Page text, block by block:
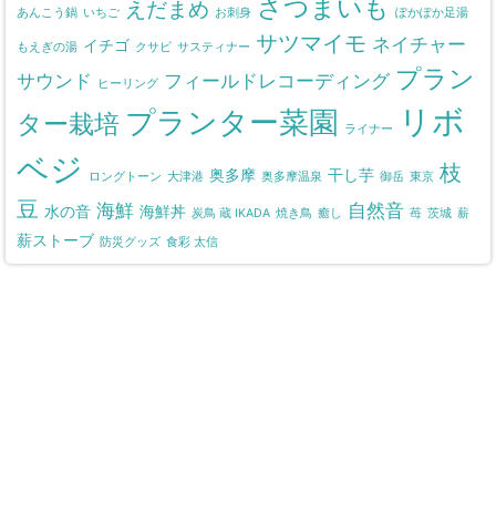
あんこう鍋 いちご えだまめ お刺身 さつまいも ぽかぽか足湯
もえぎの湯 イチゴ クサビ サスティナー サツマイモ ネイチャー
サウンド
ヒーリング フィールドレコーディング プラン
ター栽培 プランター菜園 ライナー
リボ
ベジ
ロングトーン 大津港 奥多摩 奥多摩温泉 干し芋 御岳 東京 枝
豆 水の音 海鮮 海鮮丼 炭鳥 蔵 IKADA 焼き鳥 癒し 自然音 苺 茨城 薪
薪ストーブ 防災グッズ 食彩 太信